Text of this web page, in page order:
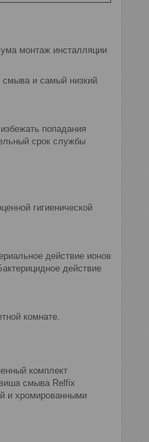
монтаж инсталляции
смыва и самый низкий
попадания
срок службы
гигиенической
действие ионов
действие
комнате.
комплект
смыва Relfix
и хромированными